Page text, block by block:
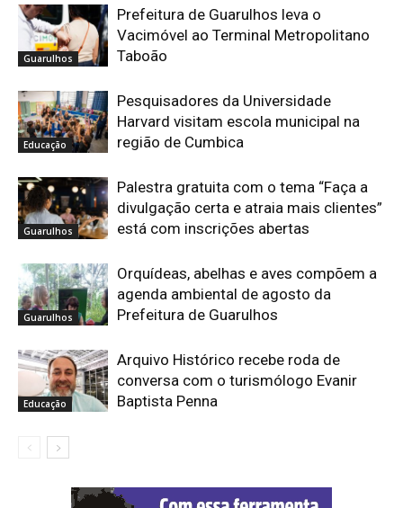
Guarulhos
Prefeitura de Guarulhos leva o
Vacimóvel ao Terminal Metropolitano
Taboão
Educação
Pesquisadores da Universidade
Harvard visitam escola municipal na
região de Cumbica
Guarulhos
Palestra gratuita com o tema “Faça a
divulgação certa e atraia mais clientes”
está com inscrições abertas
Guarulhos
Orquídeas, abelhas e aves compõem a
agenda ambiental de agosto da
Prefeitura de Guarulhos
Educação
Arquivo Histórico recebe roda de
conversa com o turismólogo Evanir
Baptista Penna